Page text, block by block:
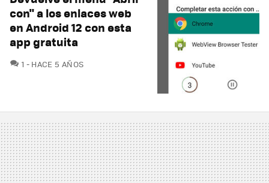
con" a los enlaces web
en Android 12 con esta
app gratuita
1 COMENTARIOS
HACE 5 AÑOS